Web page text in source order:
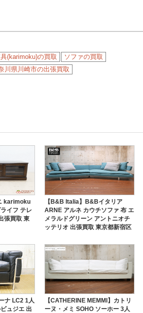
(karimoku)の買取
ソファの買取
川県川崎市の出張買取
karimoku
イフ テレ
張買取 東
【B&B Italia】B&Bイタリア
ARNE アルネ カウチソファ 布 エ
メラルドグリーン アントニオチ
ッテリオ 出張買取 東京都新宿区
ナ LC2 1人
ュジエ 出
【CATHERINE MEMMI】カトリ
ーヌ・メミ SOHO ソーホー 3人